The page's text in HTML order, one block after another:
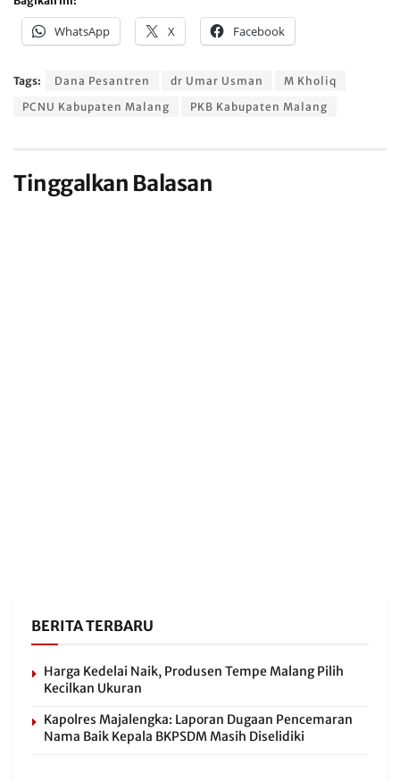
WhatsApp X Facebook
Tags: Dana Pesantren dr Umar Usman
M Kholiq
PCNU Kabupaten Malang
PKB Kabupaten Malang
Tinggalkan Balasan
BERITA TERBARU
Harga Kedelai Naik, Produsen Tempe Malang Pilih
Kecilkan Ukuran
Kapolres Majalengka: Laporan Dugaan Pencemaran
Nama Baik Kepala BKPSDM Masih Diselidiki